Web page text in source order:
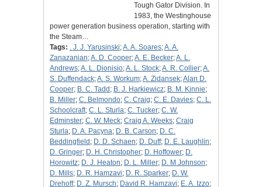
Tough Gator Division. In
1983, the Westinghouse
power generation business operation, starting with
the Steam…
Tags: . J. J. Yarusinski;A. A. Soares;A. A.
Zanazanian;A. D. Cooper;A. E. Becker;A. L.
Andrews;A. L. Dionisio;A. L. Stock;A. R. Collier;A.
S. Duffendack;A. S. Workum;A. Zidansek;Alan D.
Cooper; B. C. Tadd ; B. J. Harkiewicz; B. M. Kinnie;
B. Miller; C. Belmondo; C. Craig; C. E. Davies; C. L.
Schoolcraft; C. L. Sturla; C. Tucker; C. W.
Edminster; C. W. Meck; Craig A. Weeks; Craig
Sturla; D. A. Pacyna; D. B. Carson; D. C.
Beddingfield ; D. D. Schaen; D. Duff; D. E. Laughlin;
D. Gringer; D. H. Christopher; D. Hoffower; D.
Horowitz; D. J. Heaton; D. L. Miller; D. M Johnson;
D. Mills; D. R. Hamzavi; D. R. Sparker; D. W.
Drehoff; D. Z. Mursch; David R. Hamzavi; E. A. Izzo;